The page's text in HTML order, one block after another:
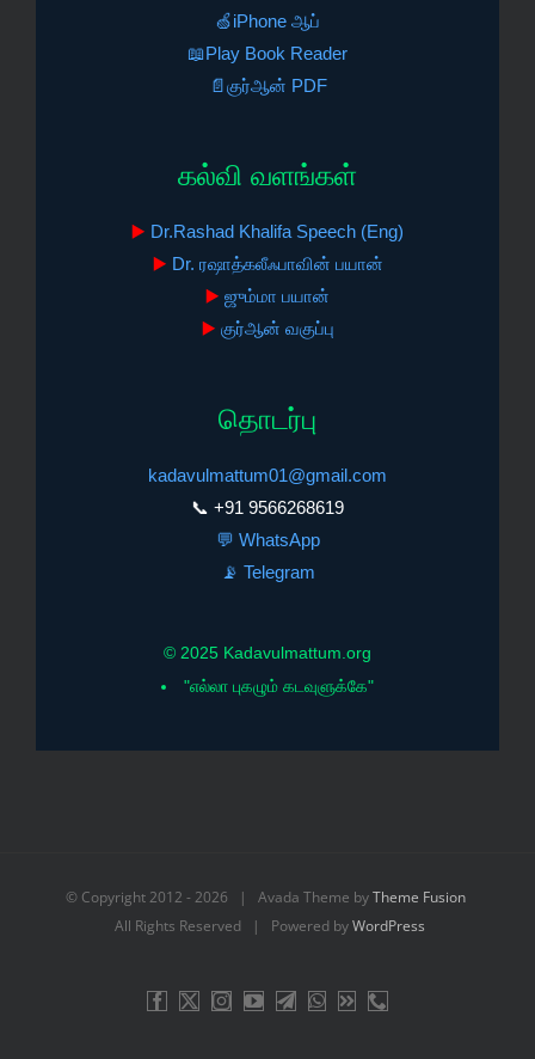
🍏iPhone ஆப்
📖Play Book Reader
📄குர்ஆன் PDF
கல்வி வளங்கள்
▶️ Dr.Rashad Khalifa Speech (Eng)
▶️ Dr. ரஷாத்கலீஃபாவின் பயான்
▶️ ஜும்மா பயான்
▶️ குர்ஆன் வகுப்பு
தொடர்பு
kadavulmattum01@gmail.com
📞 +91 9566268619
💬 WhatsApp
📡 Telegram
© 2025 Kadavulmattum.org
"எல்லா புகழும் கடவுளுக்கே"
© Copyright 2012 - 2026 | Avada Theme byTheme Fusion
All Rights Reserved | Powered byWordPress
Facebook
X Instagram
YouTubeTelegram
WhatsApp
EmailPhone